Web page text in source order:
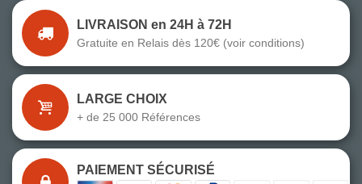
LIVRAISON en 24H à 72H
Gratuite en Relais dès 120€ (voir conditions)
LARGE CHOIX
+ de 25 000 Références
PAIEMENT SÉCURISÉ